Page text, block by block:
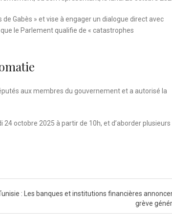
Gabès » et vise à engager un dialogue direct avec
le Parlement qualifie de « catastrophes
aux membres du gouvernement et a autorisé la
octobre 2025 à partir de 10h, et d’aborder plusieurs
: Les banques et institutions financières
grève